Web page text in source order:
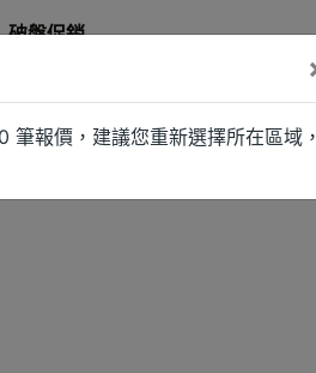
破盤促銷
筆報價，建議您重新選擇所在區域